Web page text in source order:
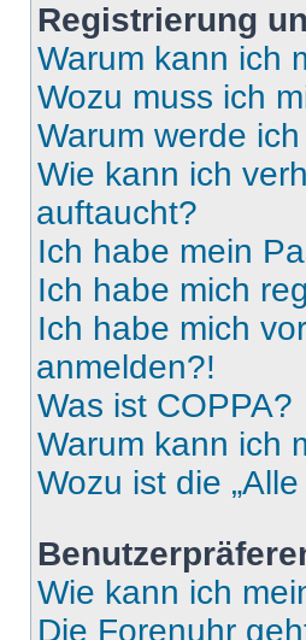
Registrierung
Warum kann ich
Wozu muss ich
Warum werde
Wie kann ich
auftaucht?
Ich habe mein
Ich habe mich
Ich habe mich
anmelden?!
Was ist COPPA?
Warum kann ich
Wozu ist die
Wie kann ich
Die Forenuhr